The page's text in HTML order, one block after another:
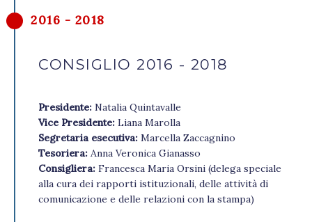
2016 - 2018
CONSIGLIO 2016 - 2018
Presidente: Natalia Quintavalle
Vice Presidente: Liana Marolla
Segretaria esecutiva: Marcella Zaccagnino
Tesoriera: Anna Veronica Gianasso
Consigliera: Francesca Maria Orsini (delega speciale
alla cura dei rapporti istituzionali, delle attività di
comunicazione e delle relazioni con la stampa)